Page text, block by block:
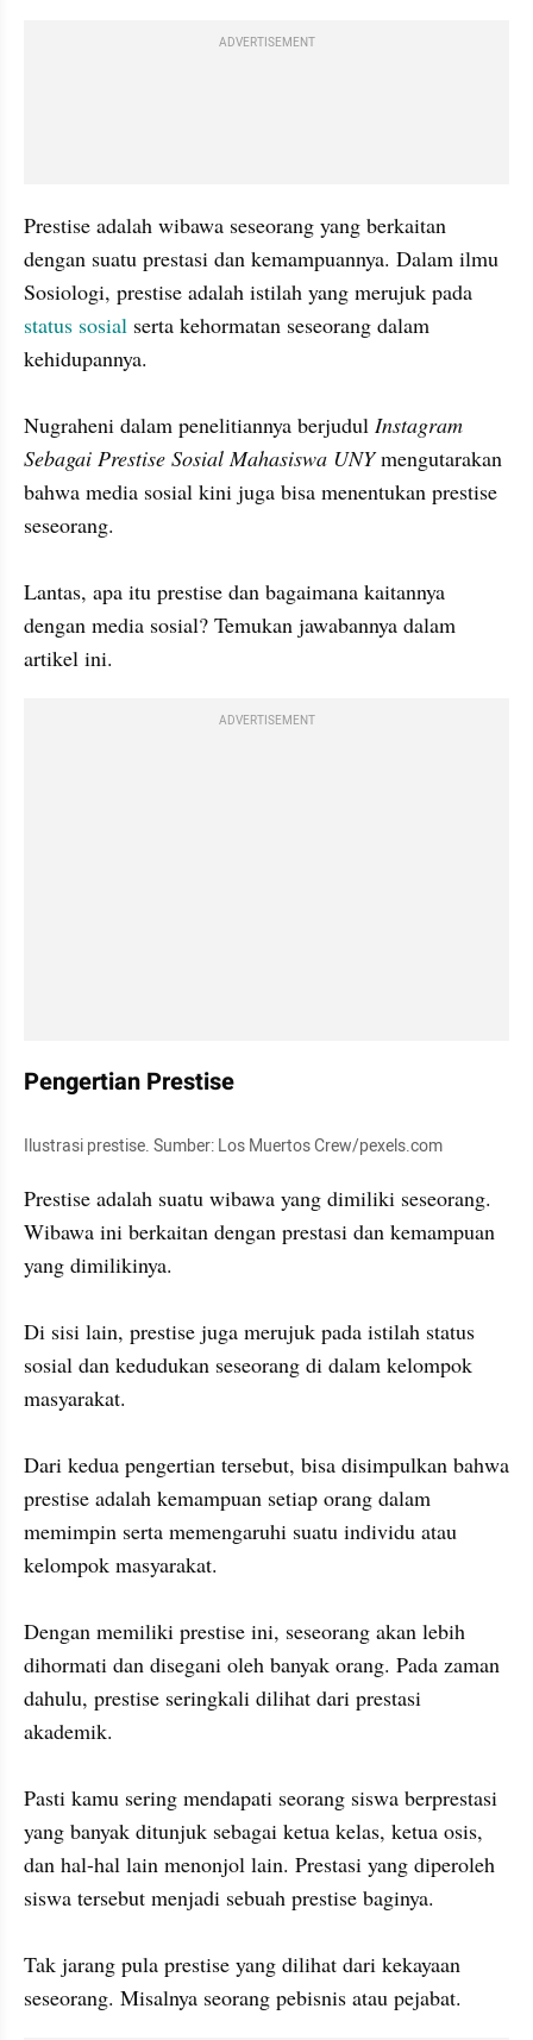
ADVERTISEMENT
Prestise adalah wibawa seseorang yang berkaitan
dengan suatu prestasi dan kemampuannya. Dalam ilmu
status sosial serta kehormatan seseorang dalam
kehidupannya.
Nugraheni dalam penelitiannya berjudul Instagram
Sebagai Prestise Sosial Mahasiswa UNY mengutarakan
bahwa media sosial kini juga bisa menentukan prestise
seseorang.
Lantas, apa itu prestise dan bagaimana kaitannya
dengan media sosial? Temukan jawabannya dalam
artikel ini.
ADVERTISEMENT
Pengertian Prestise
Ilustrasi prestise. Sumber: Los Muertos Crew/pexels.com
Prestise adalah suatu wibawa yang dimiliki seseorang.
Wibawa ini berkaitan dengan prestasi dan kemampuan
yang dimilikinya.
Di sisi lain, prestise juga merujuk pada istilah status
sosial dan kedudukan seseorang di dalam kelompok
masyarakat.
Dari kedua pengertian tersebut, bisa disimpulkan bahwa
prestise adalah kemampuan setiap orang dalam
memimpin serta memengaruhi suatu individu atau
kelompok masyarakat.
Dengan memiliki prestise ini, seseorang akan lebih
dihormati dan disegani oleh banyak orang. Pada zaman
dahulu, prestise seringkali dilihat dari prestasi
akademik.
Pasti kamu sering mendapati seorang siswa berprestasi
yang banyak ditunjuk sebagai ketua kelas, ketua osis,
dan hal-hal lain menonjol lain. Prestasi yang diperoleh
siswa tersebut menjadi sebuah prestise baginya.
Tak jarang pula prestise yang dilihat dari kekayaan
seseorang. Misalnya seorang pebisnis atau pejabat.